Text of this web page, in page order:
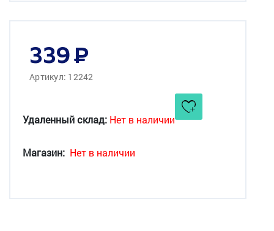
339
Артикул: 12242
Удаленный склад: Нет в наличии
Магазин: Нет в наличии